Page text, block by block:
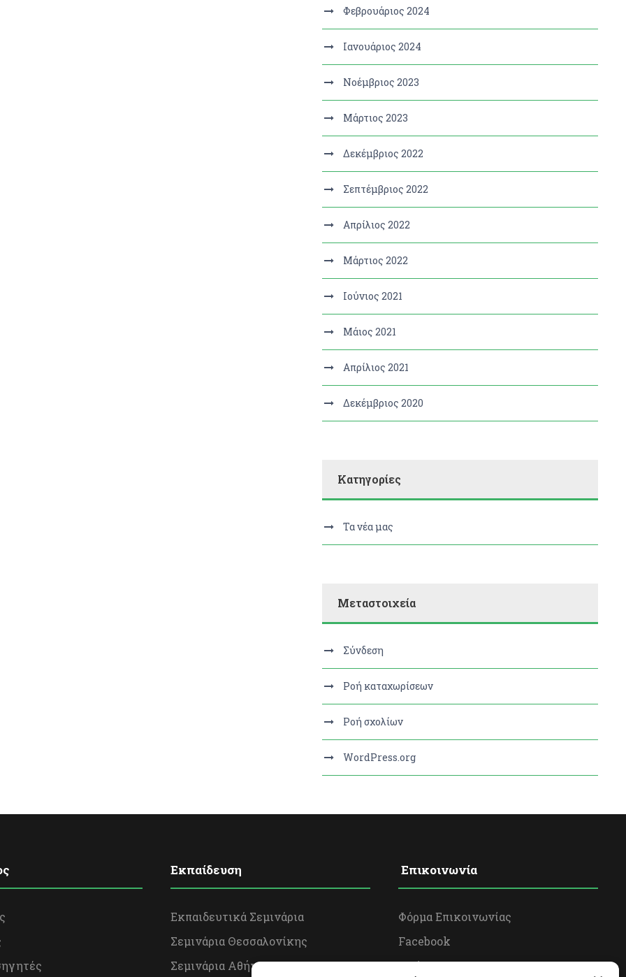
Φεβρουάριος 2024
Ιανουάριος 2024
Νοέμβριος 2023
Μάρτιος 2023
Δεκέμβριος 2022
Σεπτέμβριος 2022
Απρίλιος 2022
Μάρτιος 2022
Ιούνιος 2021
Μάιος 2021
Απρίλιος 2021
Δεκέμβριος 2020
Kατηγορίες
Τα νέα μας
Μεταστοιχεία
Σύνδεση
Ροή καταχωρίσεων
Ροή σχολίων
WordPress.org
Εκπαίδευση
Εκπαιδευτικά Σεμινάρια
Σεμινάρια Θεσσαλονίκης
Σεμινάρια Αθήνας
Επικοινωνία
Φόρμα Επικοινωνίας
Facebook
Twitter